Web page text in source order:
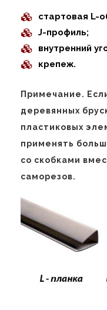
стартовая L-
J-профиль;
внутренний
крепеж.
Примечание.
деревянных
пластиковых
применять
со скобками
саморезов.